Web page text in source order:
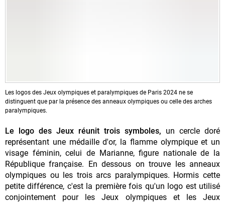
Les logos des Jeux olympiques et paralympiques de Paris 2024 ne se
distinguent que par la présence des anneaux olympiques ou celle des arches
paralympiques.
Le logo des Jeux réunit trois symboles, un cercle doré
représentant une médaille d'or, la flamme olympique et un
visage féminin, celui de Marianne, figure nationale de la
République française. En dessous on trouve les anneaux
olympiques ou les trois arcs paralympiques. Hormis cette
petite différence, c'est la première fois qu'un logo est utilisé
conjointement pour les Jeux olympiques et les Jeux